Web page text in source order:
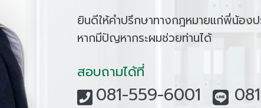
ยินดีให้คำปรึกษาทางกฎหมายแก่พี่น้องป
หากมีปัญหากระผมช่วยท่านได้
สอบถามได้ที่
081-559-6001